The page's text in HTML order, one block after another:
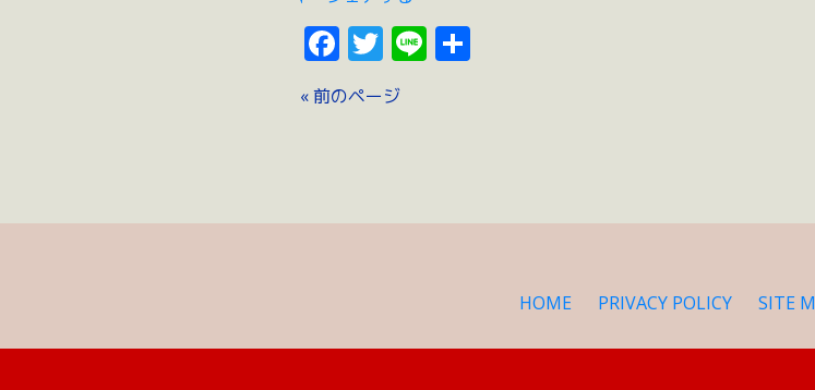
Facebook
Twitter
Line共
« 前のページ
HOME PRIVACY POLICY SITE